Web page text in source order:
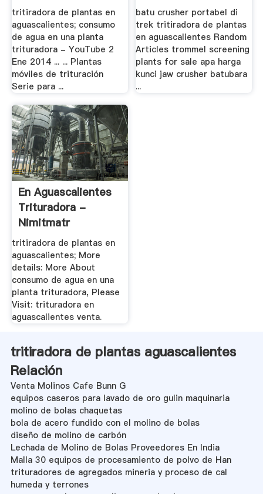
tritiradora de plantas en
aguascalientes; consumo
de agua en una planta
trituradora - YouTube 2
Ene 2014 ... ... Plantas
móviles de trituración
Serie para ...
batu crusher portabel di
trek tritiradora de plantas
en aguascalientes Random
Articles trommel screening
plants for sale apa harga
kunci jaw crusher batubara
...
En Aguascalientes
Trituradora -
Nimitmatr
tritiradora de plantas en
aguascalientes; More
details: More About
consumo de agua en una
planta trituradora, Please
Visit: trituradora en
aguascalientes venta.
tritiradora de plantas aguascalientes
Relación
Venta Molinos Cafe Bunn G
equipos caseros para lavado de oro gulin maquinaria
molino de bolas chaquetas
bola de acero fundido con el molino de bolas
diseño de molino de carbón
Lechada de Molino de Bolas Proveedores En India
Malla 30 equipos de procesamiento de polvo de Han
trituradores de agregados mineria y proceso de cal
humeda y terrones